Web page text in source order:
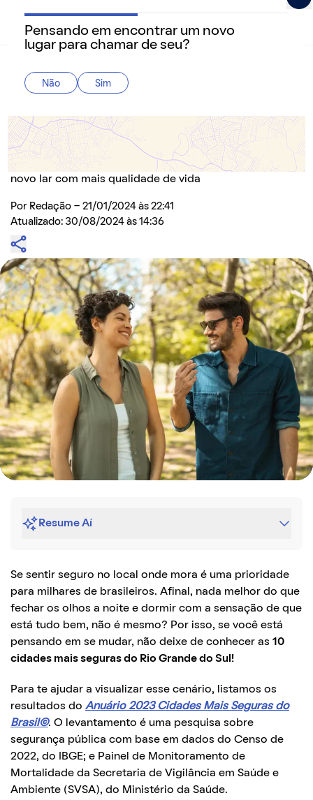
QuintoAndar Guias - Inspiração e tudo o que você
Veja o ranking das cidades mais seguras do
Rio Grande do Sul
Confira os índices de segurança dos municípios do
estado e descubra alguns locais para investir em um
novo lar com mais qualidade de vida
Por Redação - 21/01/2024 às 22:41
Atualizado: 30/08/2024 às 14:36
Resume Aí
Se sentir seguro no local onde mora é uma prioridade
para milhares de brasileiros. Afinal, nada melhor do que
fechar os olhos a noite e dormir com a sensação de que
está tudo bem, não é mesmo? Por isso, se você está
pensando em se mudar, não deixe de conhecer as 10
cidades mais seguras do Rio Grande do Sul!
Para te ajudar a visualizar esse cenário, listamos os
resultados do Anuário 2023 Cidades Mais Seguras do
Brasil©. O levantamento é uma pesquisa sobre
segurança pública com base em dados do Censo de
2022, do IBGE; e Painel de Monitoramento de
Mortalidade da Secretaria de Vigilância em Saúde e
Ambiente (SVSA), do Ministério da Saúde.
Pensando em encontrar um novo
lugar para chamar de seu?
Não Sim